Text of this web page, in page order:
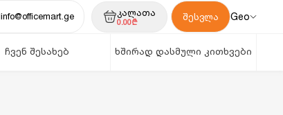
info@officemart.ge კალათა
0.00₾ შესვლა Geo
ჩვენ შესახებ ხშირად დასმული კითხვები